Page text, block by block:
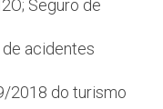
Seguro de
acidentes
2018 do turismo